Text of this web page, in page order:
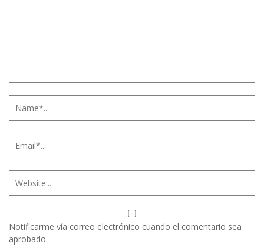
Notificarme vía correo electrónico cuando el comentario sea
aprobado.